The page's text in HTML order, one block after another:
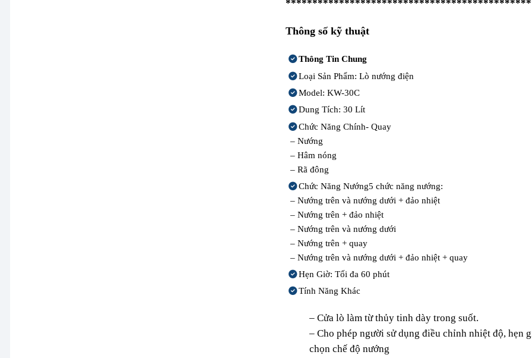
Thông số kỹ thuật
Thông Tin Chung
Loại Sản Phẩm: Lò nướng điện
Model: KW-30C
Dung Tích: 30 Lít
Chức Năng Chính- Quay
– Nướng
– Hâm nóng
– Rã đông
Chức Năng Nướng5 chức năng nướng:
– Nướng trên và nướng dưới + đảo nhiệt
– Nướng trên + đảo nhiệt
– Nướng trên và nướng dưới
– Nướng trên + quay
– Nướng trên và nướng dưới + đảo nhiệt + quay
Hẹn Giờ: Tối đa 60 phút
Tính Năng Khác
– Cửa lò làm từ thủy tinh dày trong suốt.
– Cho phép người sử dụng điều chỉnh nhiệt độ, hẹn
chọn chế độ nướng